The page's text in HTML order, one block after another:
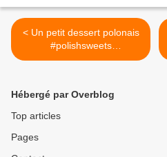
< Un petit dessert polonais
#polishsweets
#cuisinepolonaise #polska
Hébergé par Overblog
Top articles
Pages